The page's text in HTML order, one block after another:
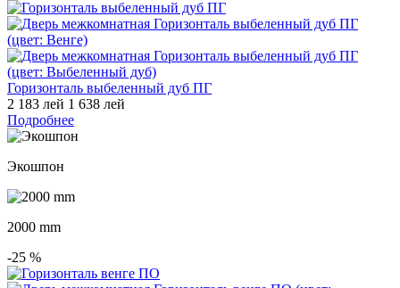
Горизонталь выбеленный дуб ПГ
2 183 лей 1 638 лей
Подробнее
Экошпон
2000 mm
-25 %